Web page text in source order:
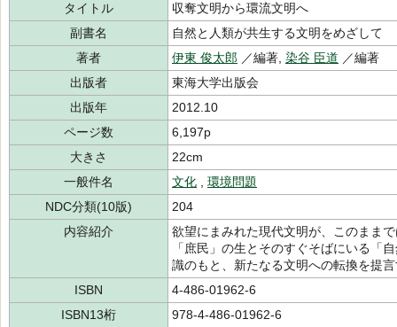
タイトル
収奪文明から環流文明へ
副書名
自然と人類が共生する文明をめざして
著者
伊東 俊太郎 ／編著, 染谷 臣道 ／編著
出版者
東海大学出版会
出版年
2012.10
ページ数
6,197p
大きさ
22cm
一般件名
文化
環境問題
NDC分類(10版)
204
内容紹介
欲望にまみれた現代文明が、このまま
「庶民」の生とそのすぐそばにいる「
識のもと、新たなる文明への転換を提
ISBN
4-486-01962-6
ISBN13桁
978-4-486-01962-6